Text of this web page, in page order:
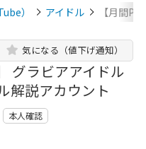
） アイドル 【月間
グラビアアイドル
解説アカウント
気になる（値下げ通知）
本人確認